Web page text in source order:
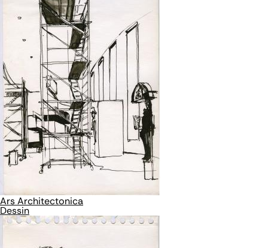
Ars Architectonica
Dessin